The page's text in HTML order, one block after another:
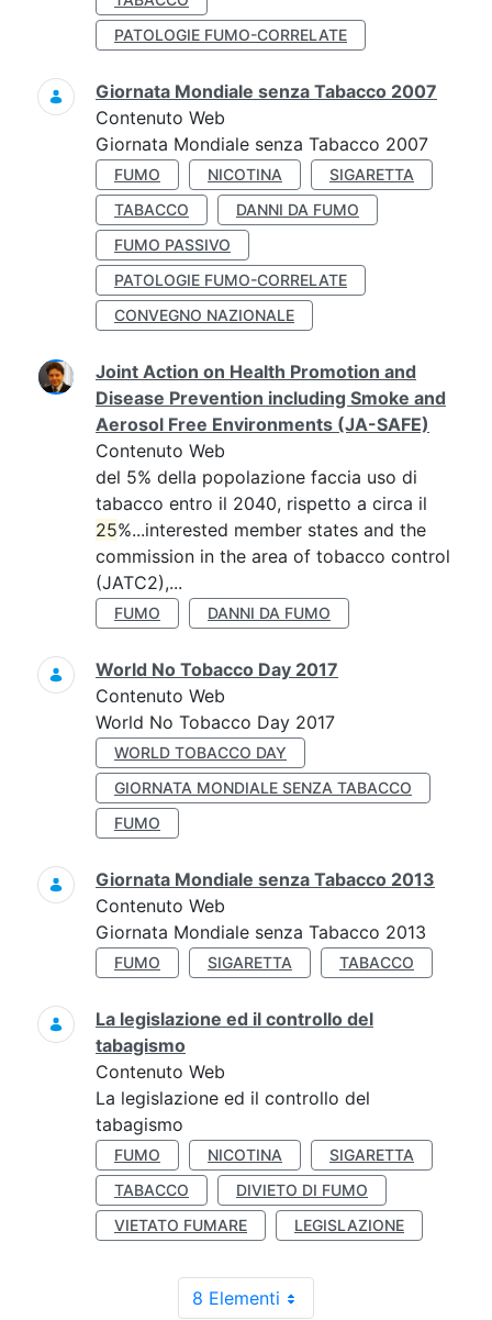
PATOLOGIE FUMO-CORRELATE
Giornata Mondiale senza Tabacco 2007
Contenuto Web
Giornata Mondiale senza Tabacco 2007
FUMO NICOTINA
SIGARETTA
TABACCO
DANNI DA FUMO
FUMO PASSIVO
PATOLOGIE FUMO-CORRELATE
CONVEGNO NAZIONALE
Joint Action on Health Promotion and
Disease Prevention including Smoke and
Aerosol Free Environments (JA-SAFE)
Contenuto Web
del 5% della popolazione faccia uso di
tabacco entro il 2040, rispetto a circa il
25%...interested member states and the
commission in the area of tobacco control
(JATC2),...
FUMO DANNI DA FUMO
World No Tobacco Day 2017
Contenuto Web
World No Tobacco Day 2017
WORLD TOBACCO DAY
GIORNATA MONDIALE SENZA TABACCO
FUMO
Giornata Mondiale senza Tabacco 2013
Contenuto Web
Giornata Mondiale senza Tabacco 2013
FUMO SIGARETTA TABACCO
La legislazione ed il controllo del
tabagismo
Contenuto Web
La legislazione ed il controllo del
tabagismo
FUMO NICOTINA
SIGARETTA
TABACCO
DIVIETO DI FUMO
VIETATO FUMARE
LEGISLAZIONE
8 Elementi